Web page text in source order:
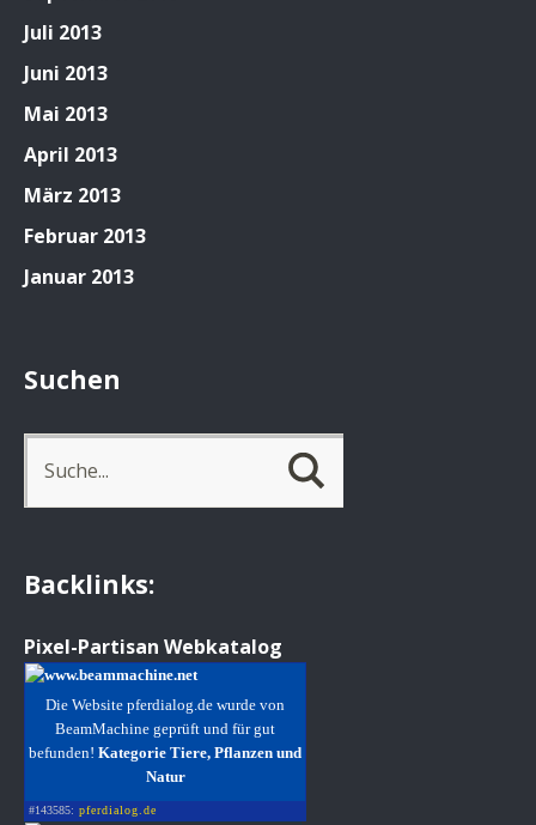
Juli 2013
Juni 2013
Mai 2013
April 2013
März 2013
Februar 2013
Januar 2013
Suchen
Backlinks:
Pixel-Partisan Webkatalog
Die Website pferdialog.de wurde von
BeamMachine geprüft und für gut
befunden! Kategorie Tiere, Pflanzen und
Natur
#143585: pferdialog.de